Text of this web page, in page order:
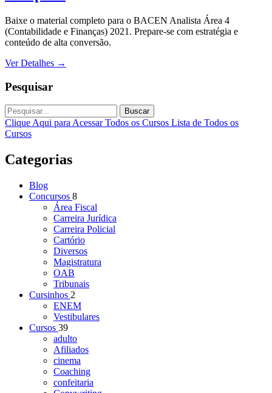
Baixe o material completo para o BACEN Analista Área 4
(Contabilidade e Finanças) 2021. Prepare-se com estratégia e
conteúdo de alta conversão.
Ver Detalhes →
Pesquisar
Buscar
Clique Aqui para Acessar Todos os Cursos Lista de Todos os
Cursos
Categorias
Blog
Concursos 8
Área Fiscal
Carreira Jurídica
Carreira Policial
Cartório
Diversos
Magistratura
OAB
Tribunais
Cursinhos 2
ENEM
Vestibulares
Cursos 39
adulto
Afiliados
cinema
Coaching
confeitaria